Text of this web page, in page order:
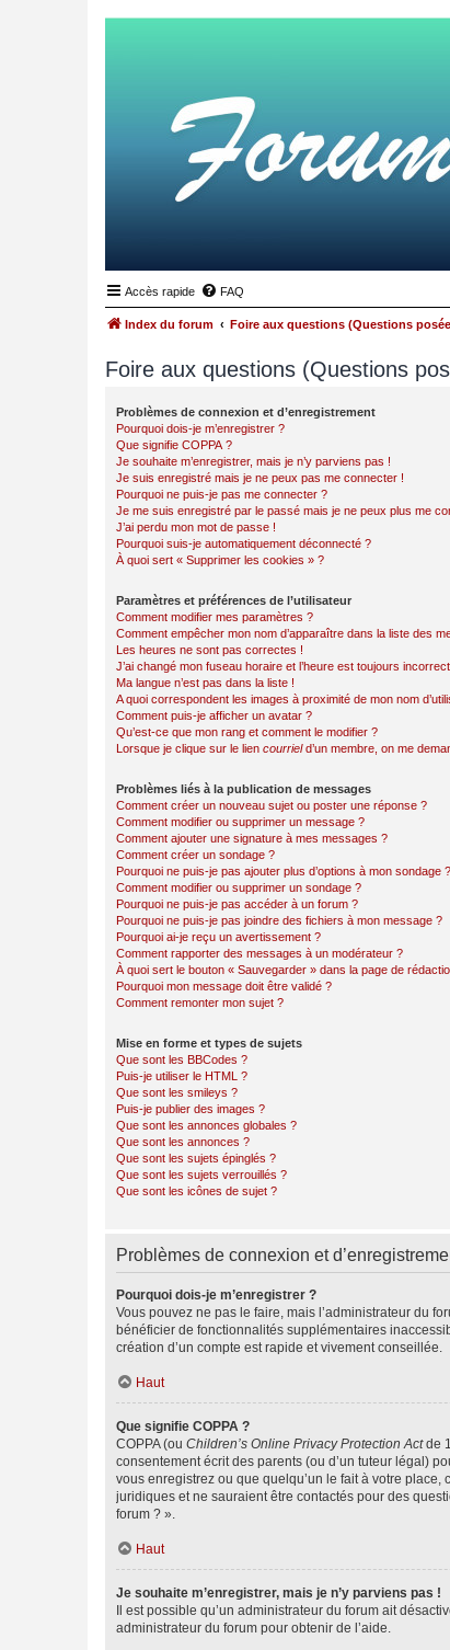
Accès rapide FAQ
Index du forum Foire aux questions (Questions
Foire aux questions (Questions
Problèmes de connexion et d’enregistrement
Pourquoi dois-je m’enregistrer ?
Que signifie COPPA ?
Je souhaite m’enregistrer, mais je n’y parviens pas !
Je suis enregistré mais je ne peux pas me connecter !
Pourquoi ne puis-je pas me connecter ?
Je me suis enregistré par le passé mais je ne peux plus me
J’ai perdu mon mot de passe !
Pourquoi suis-je automatiquement déconnecté ?
À quoi sert « Supprimer les cookies » ?
Paramètres et préférences de l’utilisateur
Comment modifier mes paramètres ?
Comment empêcher mon nom d’apparaître dans la liste des
Les heures ne sont pas correctes !
J’ai changé mon fuseau horaire et l’heure est toujours
Ma langue n’est pas dans la liste !
A quoi correspondent les images à proximité de mon nom
Comment puis-je afficher un avatar ?
Qu’est-ce que mon rang et comment le modifier ?
Lorsque je clique sur le lien courrield’un membre, on me
Problèmes liés à la publication de messages
Comment créer un nouveau sujet ou poster une réponse ?
Comment modifier ou supprimer un message ?
Comment ajouter une signature à mes messages ?
Comment créer un sondage ?
Pourquoi ne puis-je pas ajouter plus d’options à mon sondage ?
Comment modifier ou supprimer un sondage ?
Pourquoi ne puis-je pas accéder à un forum ?
Pourquoi ne puis-je pas joindre des fichiers à mon message ?
Pourquoi ai-je reçu un avertissement ?
Comment rapporter des messages à un modérateur ?
À quoi sert le bouton « Sauvegarder » dans la page de
Pourquoi mon message doit être validé ?
Comment remonter mon sujet ?
Mise en forme et types de sujets
Que sont les BBCodes ?
Puis-je utiliser le HTML ?
Que sont les smileys ?
Puis-je publier des images ?
Que sont les annonces globales ?
Que sont les annonces ?
Que sont les sujets épinglés ?
Que sont les sujets verrouillés ?
Que sont les icônes de sujet ?
Problèmes de connexion et
Pourquoi dois-je m’enregistrer ?
Vous pouvez ne pas le faire, mais l’administrateur du
bénéficier de fonctionnalités supplémentaires
création d’un compte est rapide et vivement conseillée.
Haut
Que signifie COPPA ?
COPPA (ou Children’s Online Privacy Protection Actde
consentement écrit des parents (ou d’un tuteur légal)
vous enregistrez ou que quelqu’un le fait à votre
juridiques et ne sauraient être contactés pour des
forum ? ».
Haut
Je souhaite m’enregistrer, mais je n’y parviens pas !
Il est possible qu’un administrateur du forum ait
administrateur du forum pour obtenir de l’aide.